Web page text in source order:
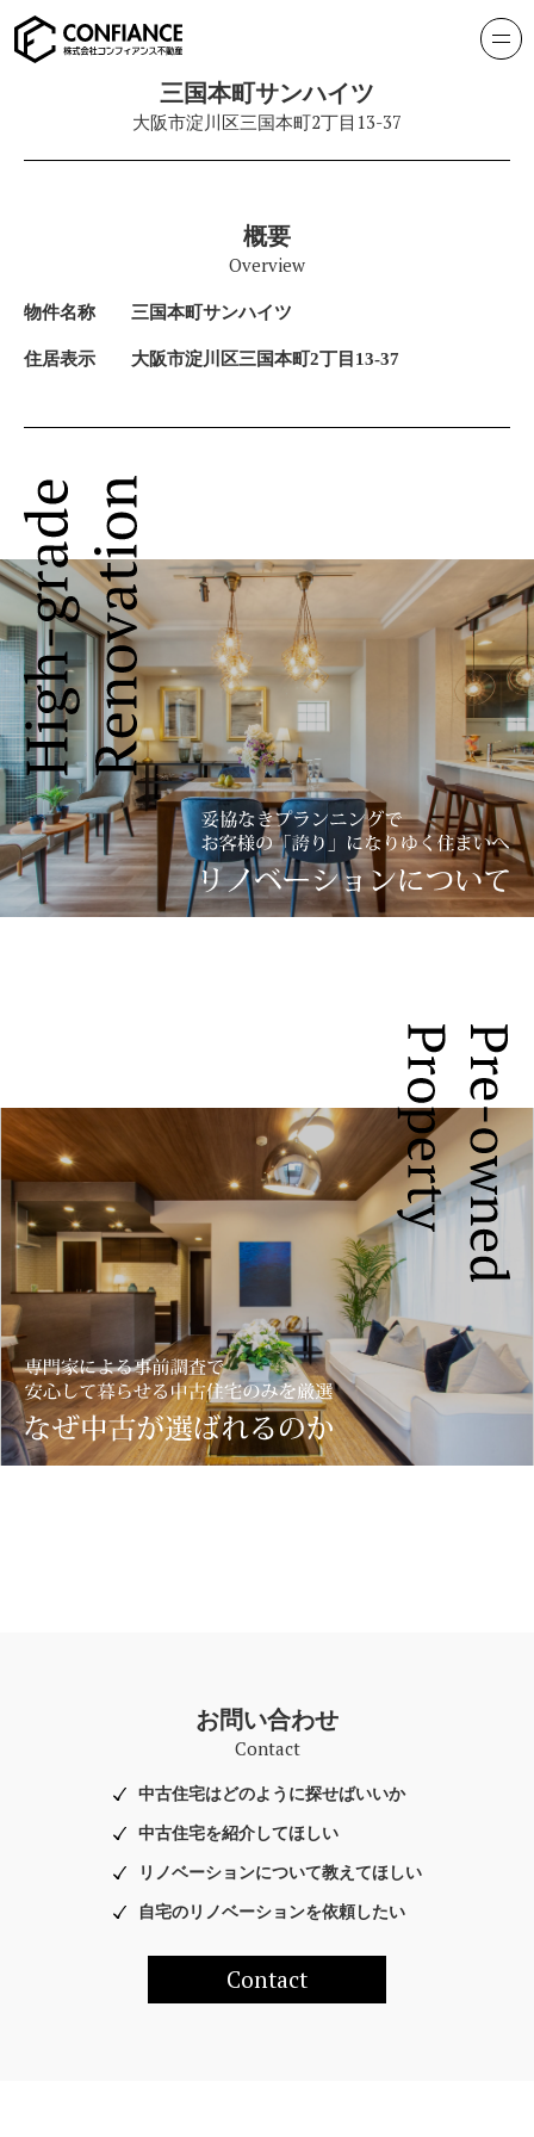
三国本町サンハイツ
大阪市淀川区三国本町2丁目13-37
概要
Overview
物件名称 三国本町サンハイツ
住居表示 大阪市淀川区三国本町2丁目13-37
お問い合わせ
Contact
中古住宅はどのように探せばいいか
中古住宅を紹介してほしい
リノベーションについて教えてほしい
自宅のリノベーションを依頼したい
Contact